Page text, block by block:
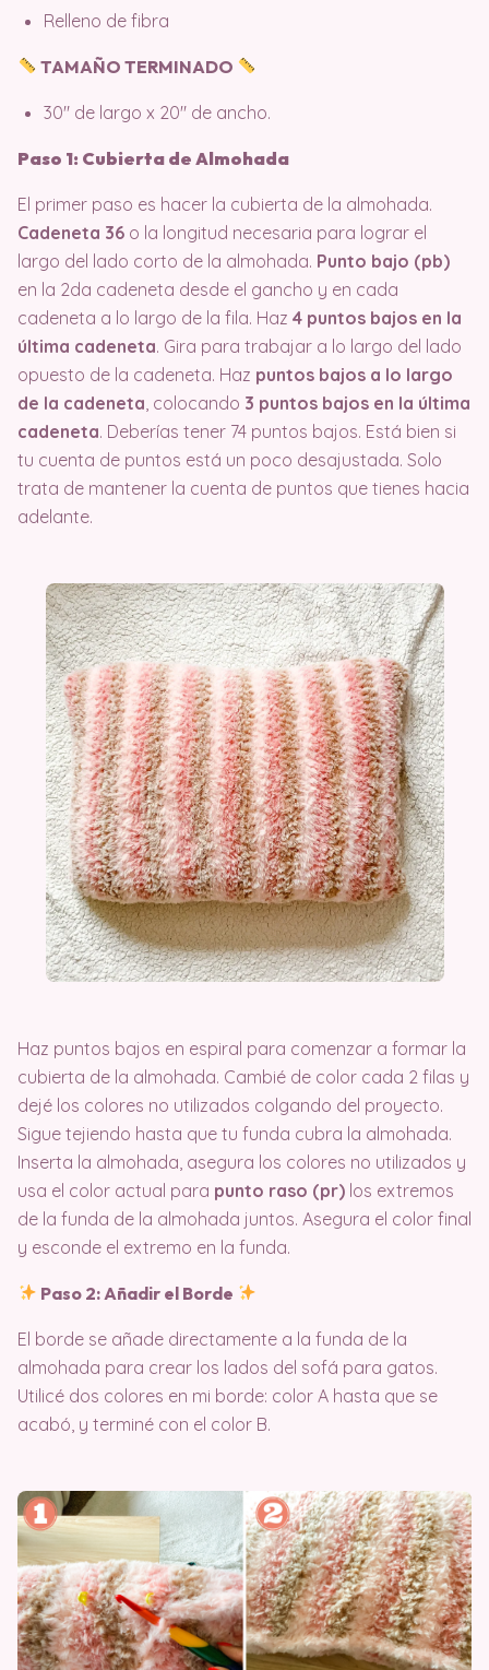
Relleno de fibra
TAMAÑO TERMINADO
30″ de largo x 20″ de ancho.
Paso 1: Cubierta de Almohada
El primer paso es hacer la cubierta de la almohada.
Cadeneta 36 o la longitud necesaria para lograr el
largo del lado corto de la almohada. Punto bajo (pb)
en la 2da cadeneta desde el gancho y en cada
cadeneta a lo largo de la fila. Haz 4 puntos bajos en la
última cadeneta. Gira para trabajar a lo largo del lado
opuesto de la cadeneta. Haz puntos bajos a lo largo
de la cadeneta , colocando 3 puntos bajos en la última
cadeneta. Deberías tener 74 puntos bajos. Está bien si
tu cuenta de puntos está un poco desajustada. Solo
trata de mantener la cuenta de puntos que tienes hacia
adelante.
Haz puntos bajos en espiral para comenzar a formar la
cubierta de la almohada. Cambié de color cada 2 filas y
dejé los colores no utilizados colgando del proyecto.
Sigue tejiendo hasta que tu funda cubra la almohada.
Inserta la almohada, asegura los colores no utilizados y
usa el color actual para punto raso (pr) los extremos
de la funda de la almohada juntos. Asegura el color final
y esconde el extremo en la funda.
Paso 2: Añadir el Borde
El borde se añade directamente a la funda de la
almohada para crear los lados del sofá para gatos.
Utilicé dos colores en mi borde: color A hasta que se
acabó, y terminé con el color B.